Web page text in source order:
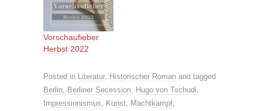
Vorschaufieber
Herbst 2022
Posted in Literatur, Historischer Roman and tagged
Berlin Berliner Secession Hugo von Tschudi
Impressionismus
Kunst Machtkampf